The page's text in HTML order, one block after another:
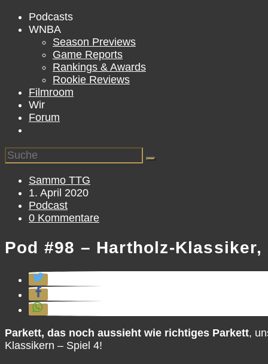
Podcasts
WNBA
Season Previews
Game Reports
Rankings & Awards
Rookie Reviews
Filmroom
Wir
Forum
Beitrags-
Autor:
Sammo TTG
Beitrag
veröffentlicht:
1. April 2020
Beitrags-
Kategorie:
Podcast
Beitrags-
0 Kommentare
Pod #98 – Hartholz-Klassiker,
Parkett, das noch aussieht wie richtiges Parkett,
Klassikern – Spiel 4!